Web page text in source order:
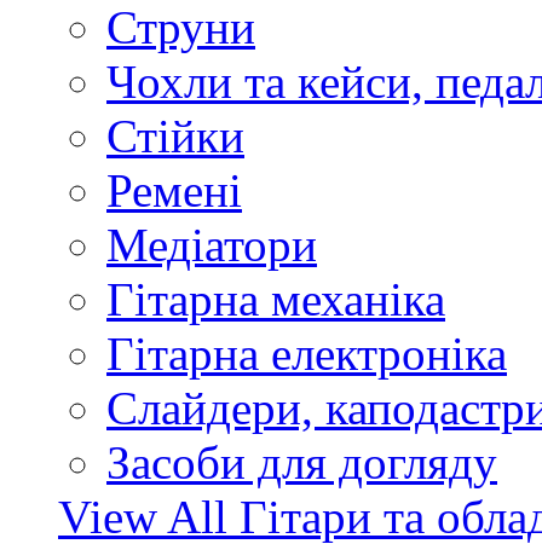
Струни
Чохли та кейси,
Стійки
Ремені
Медіатори
Гітарна механіка
Гітарна електроніка
Слайдери,
Засоби для догляду
View All Гітари та